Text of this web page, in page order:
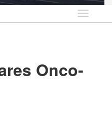
Idioma
Onco-